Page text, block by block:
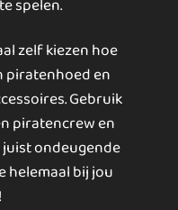
spelen.
zelf kiezen hoe
piratenhoed en
Gebruik
piratencrew en
ondeugende
helemaal bij jou